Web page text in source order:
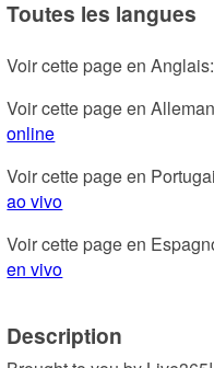
Toutes les langues
Voir cette page en Anglais:
Voir cette page en
online
Voir cette page en
ao vivo
Voir cette page en
en vivo
Description